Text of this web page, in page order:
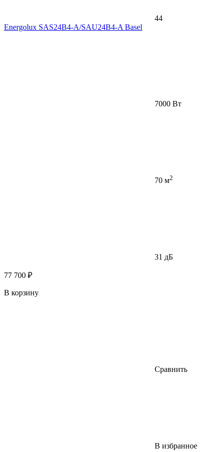
44
Energolux SAS24B4-A/SAU24B4-A Basel
7000 Вт
70 м2
31 дБ
77 700 ₽
В корзину
Сравнить
В избранное